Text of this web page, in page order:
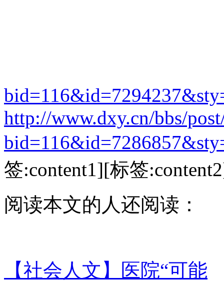
http://www.dxy.cn/bbs/
签:content1][标签
阅读本文的人还阅读：
【社会人文】医院“可能